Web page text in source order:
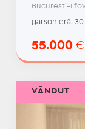
Bucuresti-Ilfov
garsonieră,
55.000 €
VÂNDUT